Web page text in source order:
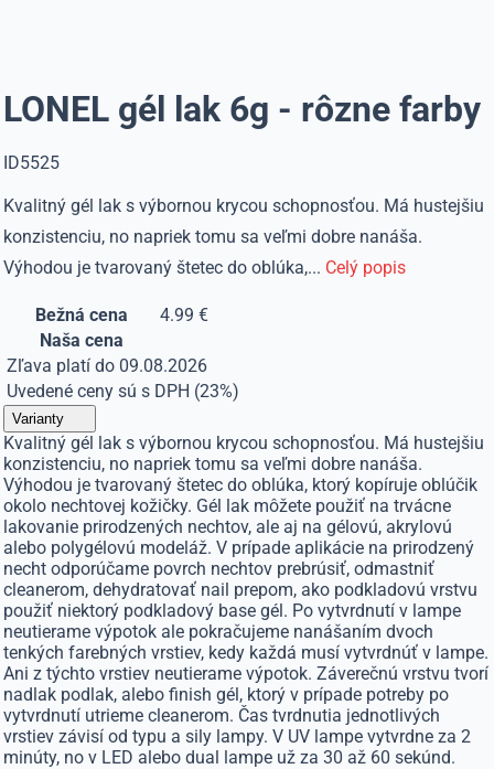
LONEL gél lak 6g - rôzne farby
ID5525
Kvalitný gél lak s výbornou krycou schopnosťou. Má hustejšiu
konzistenciu, no napriek tomu sa veľmi dobre nanáša.
Výhodou je tvarovaný štetec do oblúka,... Celý popis
Bežná cena
4.99 €
Naša cena
Zľava platí do 09.08.2026
Uvedené ceny sú s DPH (23%)
Varianty
Kvalitný gél lak s výbornou krycou schopnosťou. Má hustejšiu
konzistenciu, no napriek tomu sa veľmi dobre nanáša.
Výhodou je tvarovaný štetec do oblúka, ktorý kopíruje oblúčik
okolo nechtovej kožičky. Gél lak môžete použiť na trvácne
lakovanie prirodzených nechtov, ale aj na gélovú, akrylovú
alebo polygélovú modeláž. V prípade aplikácie na prirodzený
necht odporúčame povrch nechtov prebrúsiť, odmastniť
cleanerom, dehydratovať nail prepom, ako podkladovú vrstvu
použiť niektorý podkladový base gél. Po vytvrdnutí v lampe
neutierame výpotok ale pokračujeme nanášaním dvoch
tenkých farebných vrstiev, kedy každá musí vytvrdnúť v lampe.
Ani z týchto vrstiev neutierame výpotok. Záverečnú vrstvu tvorí
nadlak podlak, alebo finish gél, ktorý v prípade potreby po
vytvrdnutí utrieme cleanerom. Čas tvrdnutia jednotlivých
vrstiev závisí od typu a sily lampy. V UV lampe vytvrdne za 2
minúty, no v LED alebo dual lampe už za 30 až 60 sekúnd.